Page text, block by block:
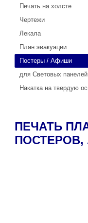
Печать на холсте
Чертежи
Лекала
План эвакуации
Постеры / Афиши
для Световых панелей
Накатка на твердую
ПЕЧАТЬ